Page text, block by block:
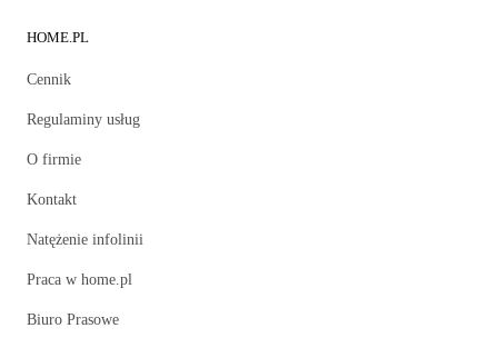
HOME.PL
Cennik
Regulaminy usług
O firmie
Kontakt
Natężenie infolinii
Praca w home.pl
Biuro Prasowe